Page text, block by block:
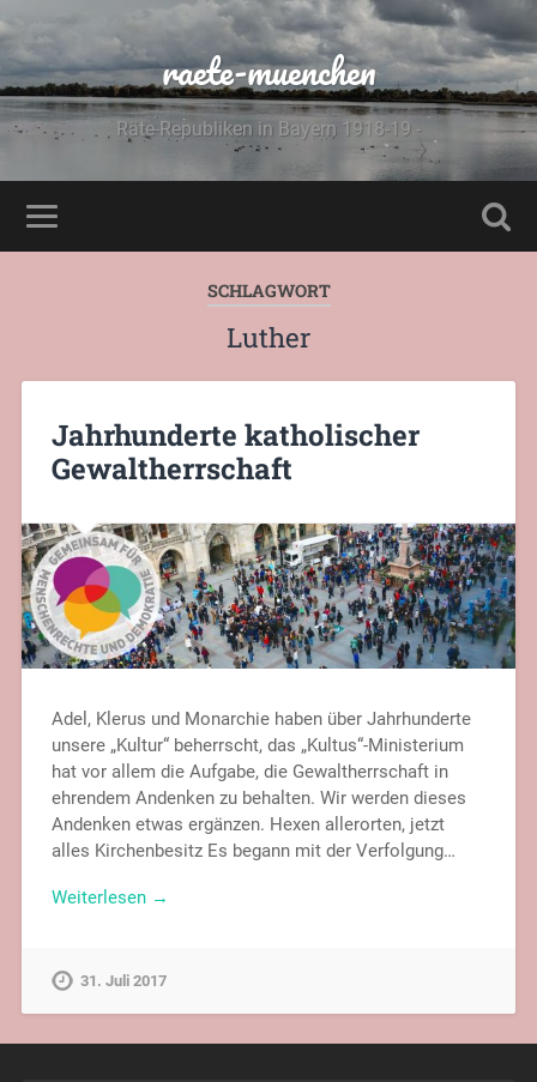
raete-muenchen
Räte-Republiken in Bayern 1918-19 -
SCHLAGWORT
Luther
Jahrhunderte katholischer
Gewaltherrschaft
Adel, Klerus und Monarchie haben über Jahrhunderte
unsere „Kultur“ beherrscht, das „Kultus“-Ministerium
hat vor allem die Aufgabe, die Gewaltherrschaft in
ehrendem Andenken zu behalten. Wir werden dieses
Andenken etwas ergänzen. Hexen allerorten, jetzt
alles Kirchenbesitz Es begann mit der Verfolgung…
Weiterlesen →
31. Juli 2017